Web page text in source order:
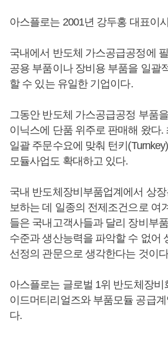
아스플로는 2001년 강두홍 대표이
국내에서 반도체 가스공급공정에
공용 부품이나 장비용 부품을 일괄
할 수 있는 유일한 기업이다.
그동안 반도체 가스공급공정 부품
이닉스에 단품 위주로 판매해 왔다.
일괄 주문수요에 맞춰 턴키
모듈사업도 확대하고 있다.
국내 반도체장비부품업계에서 상
보하는 데 일종의 전제조건으로 여
들은 국내고객사들과 달리 장비부
수준과 생산능력을 파악할 수 없어
선정의 관문으로 생각한다는 것이
아스플로는 글로벌 1위 반도체장비
이드머티리얼즈와 부품모듈 공급
다.